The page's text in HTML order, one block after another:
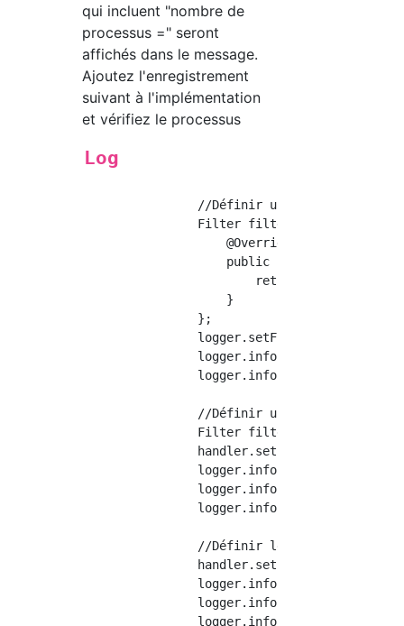
qui incluent "nombre de
processus =" seront
affichés dans le message.
Ajoutez l'enregistrement
suivant à l'implémentation
et vérifiez le processus
Log